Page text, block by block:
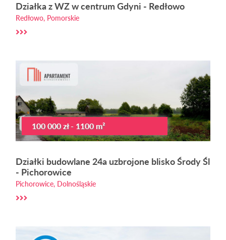
Działka z WZ w centrum Gdyni - Redłowo
Redłowo, Pomorskie
100 000 zł - 1100 m²
Działki budowlane 24a uzbrojone blisko Środy Śl
- Pichorowice
Pichorowice, Dolnośląskie